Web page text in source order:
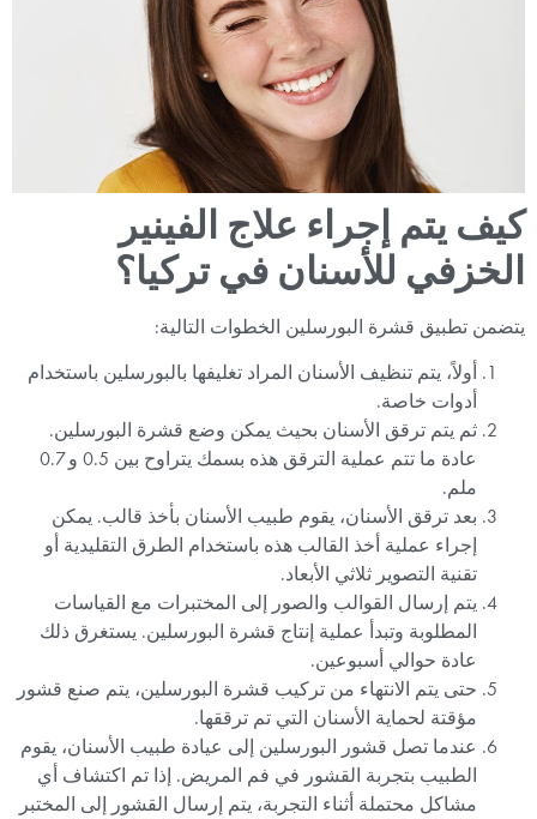
كيف يتم إجراء علاج الفينير
الخزفي للأسنان في تركيا؟
يتضمن تطبيق قشرة البورسلين الخطوات التالية:
أولاً، يتم تنظيف الأسنان المراد تغليفها بالبورسلين باستخدام
أدوات خاصة.
ثم يتم ترقق الأسنان بحيث يمكن وضع قشرة البورسلين.
عادة ما تتم عملية الترقق هذه بسمك يتراوح بين 0.5 و 0.7
ملم.
بعد ترقق الأسنان، يقوم طبيب الأسنان بأخذ قالب. يمكن
إجراء عملية أخذ القالب هذه باستخدام الطرق التقليدية أو
تقنية التصوير ثلاثي الأبعاد.
يتم إرسال القوالب والصور إلى المختبرات مع القياسات
المطلوبة وتبدأ عملية إنتاج قشرة البورسلين. يستغرق ذلك
عادة حوالي أسبوعين.
حتى يتم الانتهاء من تركيب قشرة البورسلين، يتم صنع قشور
مؤقتة لحماية الأسنان التي تم ترققها.
عندما تصل قشور البورسلين إلى عيادة طبيب الأسنان، يقوم
الطبيب بتجربة القشور في فم المريض. إذا تم اكتشاف أي
مشاكل محتملة أثناء التجربة، يتم إرسال القشور إلى المختبر